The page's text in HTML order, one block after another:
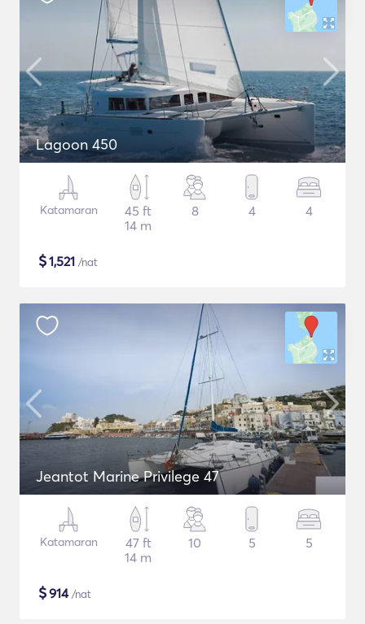
Lagoon 450
Katamaran
45 ft
14 m
8 4 4
$1,521 /nat
Jeantot Marine Privilege 47
Katamaran
47 ft
14 m
10 5 5
$914/nat